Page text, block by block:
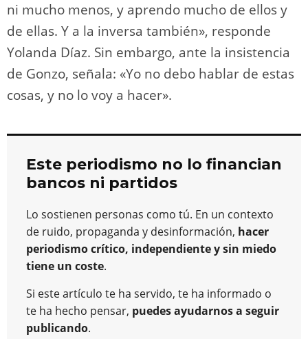
ni mucho menos, y aprendo mucho de ellos y
de ellas. Y a la inversa también», responde
Yolanda Díaz. Sin embargo, ante la insistencia
de Gonzo, señala: «Yo no debo hablar de estas
cosas, y no lo voy a hacer».
Este periodismo no lo financian
bancos ni partidos
Lo sostienen personas como tú. En un contexto
de ruido, propaganda y desinformación, hacer
periodismo crítico, independiente y sin miedo
tiene un coste.
Si este artículo te ha servido, te ha informado o
te ha hecho pensar, puedes ayudarnos a seguir
publicando.